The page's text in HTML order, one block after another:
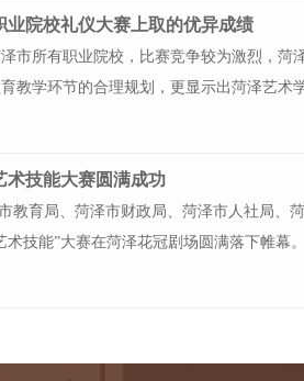
业院校礼仪大赛上取的优异成绩
市所有职业院校，比赛竞争较为激烈，菏
教学环节的合理规划，更显示出菏泽艺术
术技能大赛圆满成功
教育局、菏泽市财政局、菏泽市人社局、
术技能”大赛在菏泽花冠剧场圆满落下帷幕。